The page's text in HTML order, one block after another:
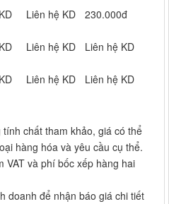
Liên hệ KD
230.000đ
Liên hệ KD
Liên hệ KD
Liên hệ KD
Liên hệ KD
chất tham khảo, giá có thể
hàng hóa và yêu cầu cụ thể.
VAT và phí bốc xếp hàng hai
doanh để nhận báo giá chi tiết